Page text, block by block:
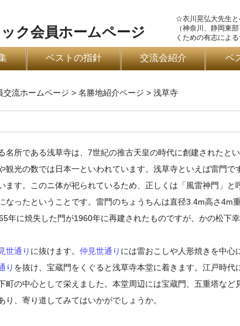
ク会員ホームページ
☆衣川晃弘大先生と
（神奈川、静岡東
くための有志によ
ベストの指針 交流会紹介 ベ
流ホームページ > 名勝地紹介ページ > 浅草寺
名所である浅草寺は、7世紀の推古天皇の時代に創建されたと
観光の数では日本一といわれています。浅草寺といえば雷門で
ます。このニ体が祀られているため、正しくは「風雷神門」と
なったということです。雷門のちょうちんは直径3.4m高さ4m
年に焼失した門が1960年に再建されたものですが、かの松下
世通り に抜けます。 仲見世通り には雷おこしや人形焼きを中心
り を抜け、宝蔵門をくぐると浅草寺本堂に着きます。江戸時代
町の中心として栄えました。本堂周辺には宝蔵門、五重塔など
り、寄り道してみてはいかがでしょうか。